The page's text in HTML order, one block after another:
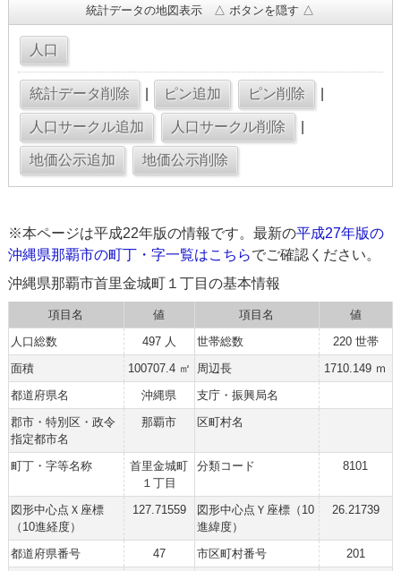
統計データの地図表示 △ ボタンを隠す △
※本ページは平成22年版の情報です。最新の平成27年版の
沖縄県那覇市の町丁・字一覧はこちらでご確認ください。
沖縄県那覇市首里金城町１丁目の基本情報
項目名 値 項目名
値
人口総数
497 人 世帯総数
220 世帯
面積
100707.4 ㎡ 周辺長
1710.149 ｍ
都道府県名
沖縄県
支庁・振興局名
郡市・特別区・政令
指定都市名
那覇市 区町村名
町丁・字等名称
首里金城町
１丁目
分類コード 8101
図形中心点Ｘ座標
（10進経度）
127.71559
図形中心点Ｙ座標（10
進緯度）
26.21739
都道府県番号 47 市区町村番号 201